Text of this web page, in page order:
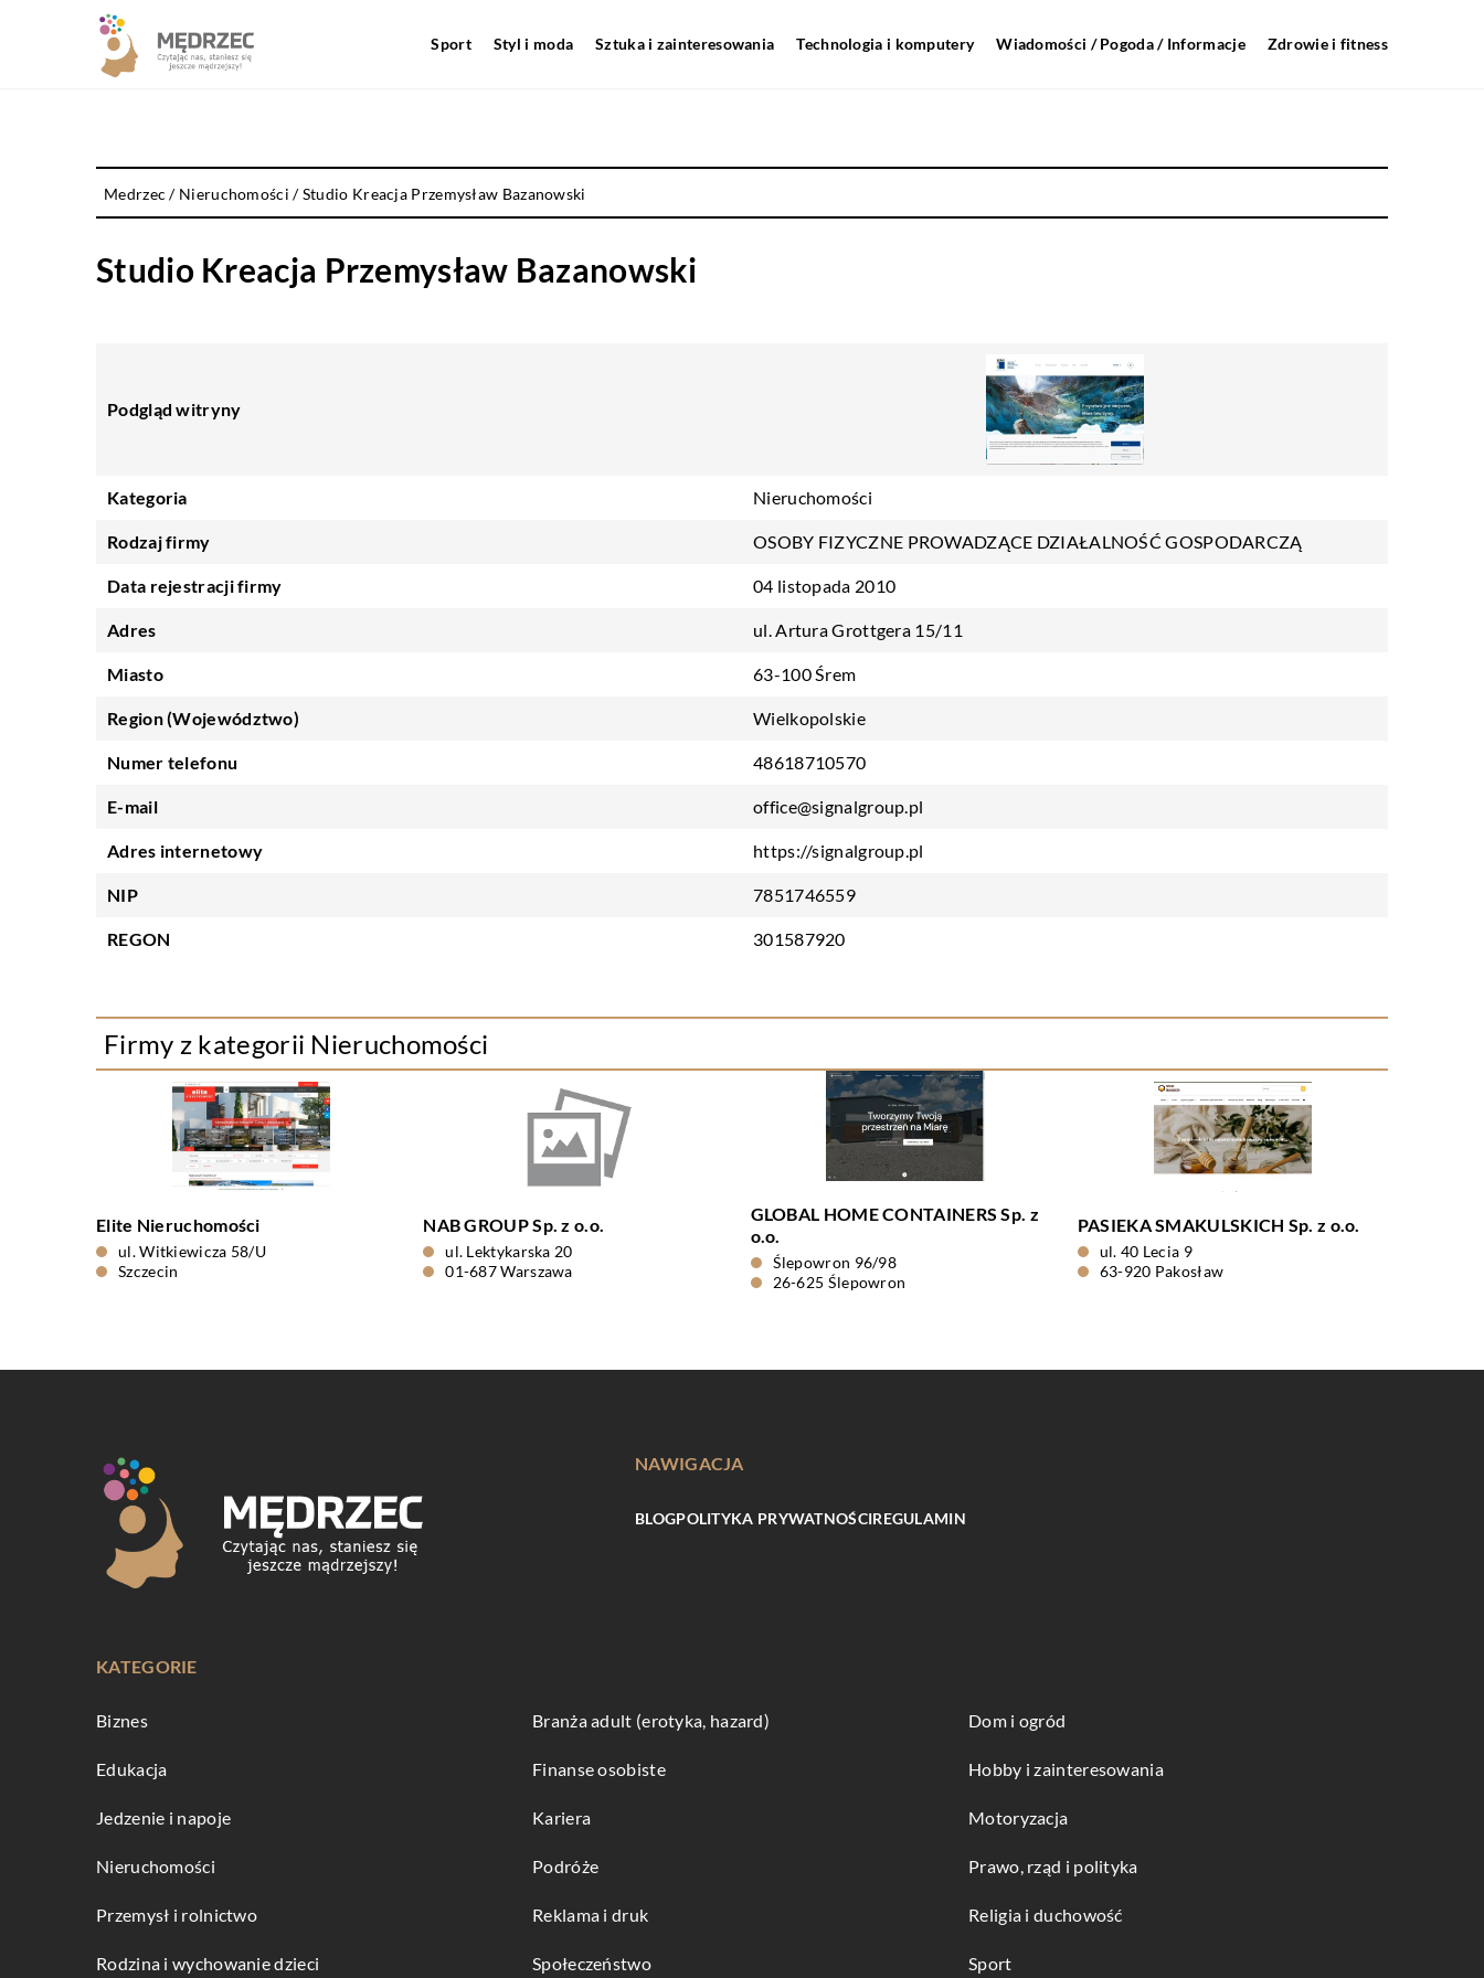
Sport Styl i moda Sztuka i zainteresowania Technologia i komputery Wiadomości / Pogoda / Informacje Zdrowie i fitness
Medrzec / Nieruchomości /Studio Kreacja Przemysław Bazanowski
Studio Kreacja Przemysław Bazanowski
Podgląd witryny
Kategoria Nieruchomości
Rodzaj firmy OSOBY FIZYCZNE PROWADZĄCE DZIAŁALNOŚĆ GOSPODARCZĄ
Data rejestracji firmy 04 listopada 2010
Adres ul. Artura Grottgera 15/11
Miasto 63-100 Śrem
Region (Województwo) Wielkopolskie
Numer telefonu 48618710570
E-mail office@signalgroup.pl
Adres internetowy https://signalgroup.pl
NIP 7851746559
REGON 301587920
Firmy z kategorii Nieruchomości
Elite Nieruchomości
ul. Witkiewicza 58/U
Szczecin
NAB GROUP Sp. z o.o.
ul. Lektykarska 20
01-687 Warszawa
GLOBAL HOME CONTAINERS Sp. z
o.o.
Ślepowron 96/98
26-625 Ślepowron
PASIEKA SMAKULSKICH Sp. z o.o.
ul. 40 Lecia 9
63-920 Pakosław
NAWIGACJA
BLOGPOLITYKA PRYWATNOŚCIREGULAMIN
KATEGORIE
Biznes Branża adult (erotyka, hazard) Dom i ogród
Edukacja Finanse osobiste Hobby i zainteresowania
Jedzenie i napoje Kariera Motoryzacja
Nieruchomości Podróże Prawo, rząd i polityka
Przemysł i rolnictwo Reklama i druk Religia i duchowość
Rodzina i wychowanie dzieci Społeczeństwo Sport